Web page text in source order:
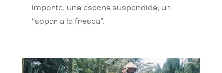
importe, una escena suspendida, un
“sopar a la fresca”.